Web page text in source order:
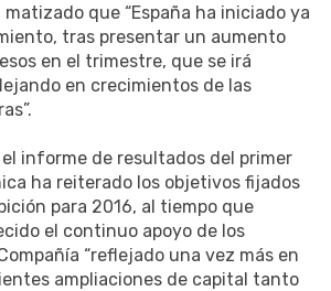
que “España ha iniciado ya
tras presentar un aumento
en el trimestre, que se irá
en crecimientos de las
informe de resultados del primer
ha reiterado los objetivos fijados
para 2016, al tiempo que
el continuo apoyo de los
“reflejado una vez más en
ampliaciones de capital tanto